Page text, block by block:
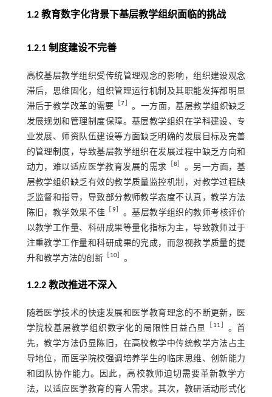
1.2 教育数字化背景下基层教学组织面临的挑战
1.2.1 制度建设不完善
高校基层教学组织受传统管理观念的影响，组织建设观念
滞后，思维固化，组织管理运行机制及其职能发挥都明显
滞后于教学改革的需要 ［7］ 。一方面，基层教学组织缺乏
发展规划和管理制度保障。基层教学组织在学科建设、专
业发展、师资队伍建设等方面缺乏明确的发展目标及完善
的管理制度，导致基层教学组织在发展过程中缺乏方向和
动力，难以适应医学教育发展的需求 ［8］ 。另一方面，基
层教学组织缺乏有效的教学质量监控机制，对教学过程缺
乏监督和指导，导致部分教师教学态度不认真，教学方法
陈旧，教学效果不佳 ［9］ 。基层教学组织的教师考核评价
以教学工作量、科研成果等量化指标为主，导致教师过于
注重教学工作量和科研成果的完成，而忽视教学质量的提
升和教学方法的创新［10］ 。
1.2.2 教改推进不深入
随着医学技术的快速发展和医学教育理念的不断更新，医
学院校基层教学组织数字化的局限性日益凸显
［ 11］ 。首
先，教学方法仍显陈旧，在高校教学中传统教学方法占主
导地位，而医学院校强调培养学生的临床思维、创新能力
和团队协作能力。因此，高校教师迫切需要革新教学方
法，以适应医学教育的育人需求。其次，教研活动形式化